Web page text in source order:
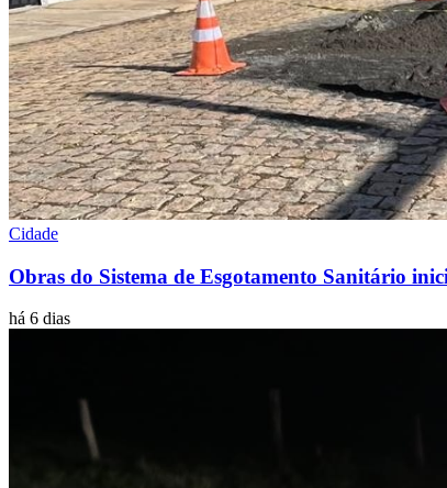
Cidade
Obras do Sistema de Esgotamento Sanitário
há 6 dias